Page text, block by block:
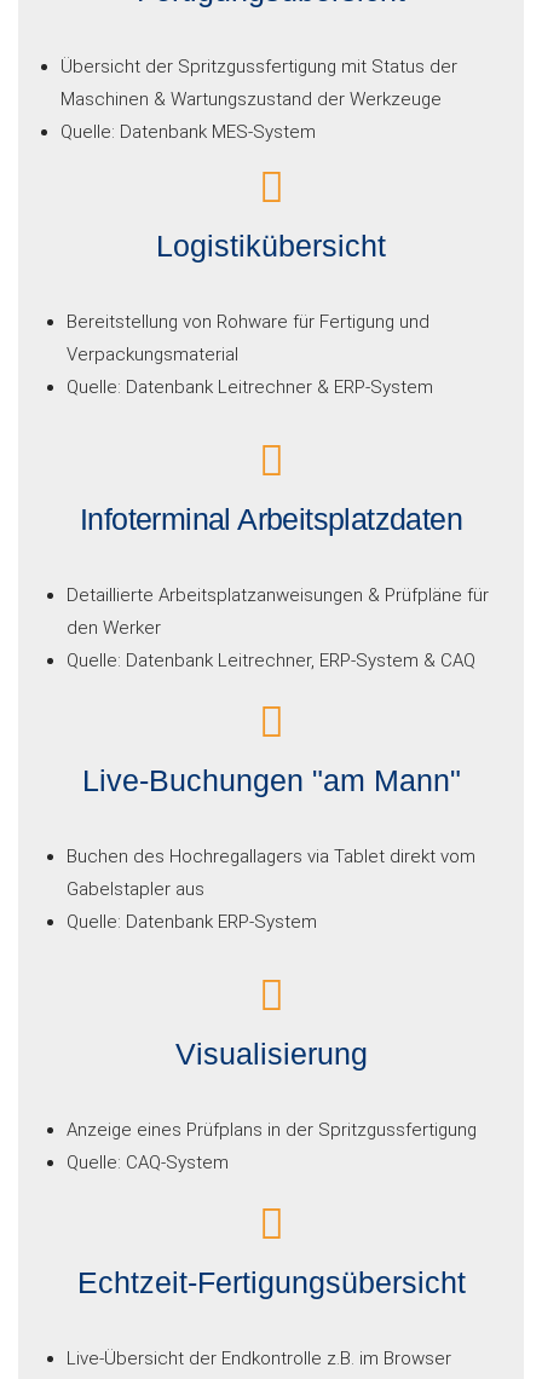
Übersicht der Spritzgussfertigung mit Status der
Maschinen & Wartungszustand der Werkzeuge
Quelle: Datenbank MES-System
Logistikübersicht
Bereitstellung von Rohware für Fertigung und
Verpackungsmaterial
Quelle: Datenbank Leitrechner & ERP-System
Infoterminal Arbeitsplatzdaten
Detaillierte Arbeitsplatzanweisungen & Prüfpläne für
den Werker
Quelle: Datenbank Leitrechner, ERP-System & CAQ
Live-Buchungen "am Mann"
Buchen des Hochregallagers via Tablet direkt vom
Gabelstapler aus
Quelle: Datenbank ERP-System
Visualisierung
Anzeige eines Prüfplans in der Spritzgussfertigung
Quelle: CAQ-System
Echtzeit-Fertigungsübersicht
Live-Übersicht der Endkontrolle z.B. im Browser